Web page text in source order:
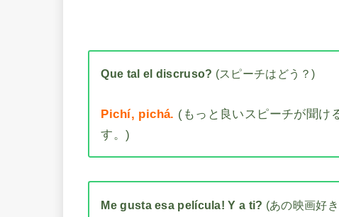
Que tal el discruso? (スピーチはどう？)
Pichí, pichá. (もっと良いスピーチが聞け
す。)
Me gusta esa película! Y a ti? (あの映画好